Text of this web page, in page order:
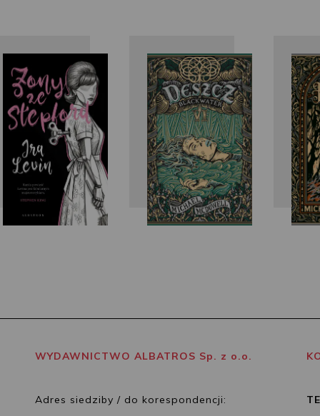
Ira Levin
Michael
McDowell
WYDAWNICTWO ALBATROS Sp. z o.o.
Adres siedziby / do korespondencji: